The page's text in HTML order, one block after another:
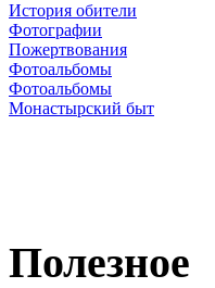
История обители
Фотографии
Пожертвования
Фотоальбомы
Фотоальбомы
Монастырский быт
Полезное